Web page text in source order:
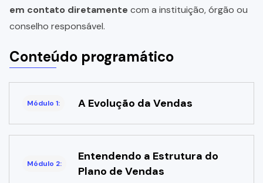
em contato diretamente com a instituição, órgão ou
conselho responsável.
Conteúdo programático
Módulo 1: A Evolução da Vendas
Módulo 2:
Entendendo a Estrutura do
Plano de Vendas